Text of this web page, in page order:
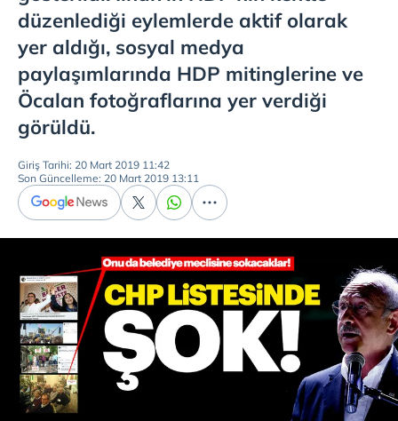
düzenlediği eylemlerde aktif olarak
yer aldığı, sosyal medya
paylaşımlarında HDP mitinglerine ve
Öcalan fotoğraflarına yer verdiği
görüldü.
Giriş Tarihi: 20 Mart 2019 11:42
Son Güncelleme: 20 Mart 2019 13:11